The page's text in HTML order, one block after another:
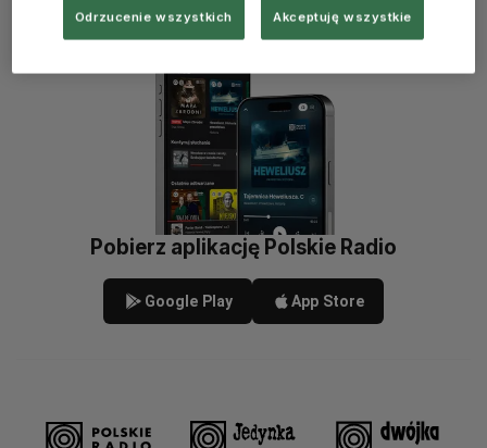
Pobierz aplikację Polskie Radio
Google Play App Store
Odrzucenie wszystkich Akceptuję wszystkie